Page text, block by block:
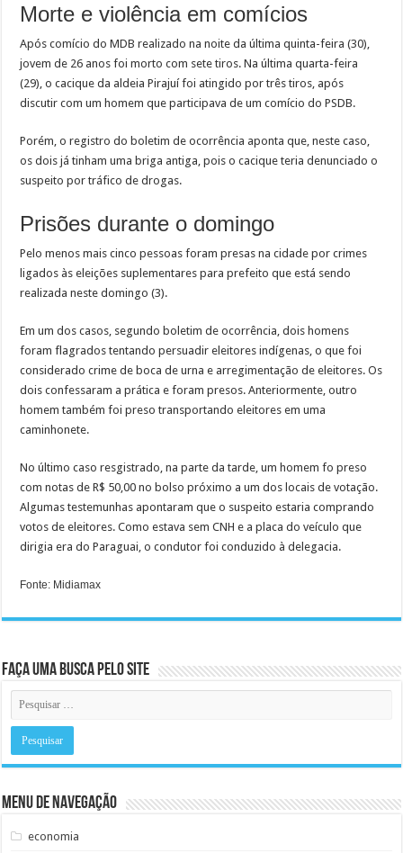
Morte e violência em comícios
Após comício do MDB realizado na noite da última quinta-feira (30),
jovem de 26 anos foi morto com sete tiros. Na última quarta-feira
(29), o cacique da aldeia Pirajuí foi atingido por três tiros, após
discutir com um homem que participava de um comício do PSDB.
Porém, o registro do boletim de ocorrência aponta que, neste caso,
os dois já tinham uma briga antiga, pois o cacique teria denunciado o
suspeito por tráfico de drogas.
Prisões durante o domingo
Pelo menos mais cinco pessoas foram presas na cidade por crimes
ligados às eleições suplementares para prefeito que está sendo
realizada neste domingo (3).
Em um dos casos, segundo boletim de ocorrência, dois homens
foram flagrados tentando persuadir eleitores indígenas, o que foi
considerado crime de boca de urna e arregimentação de eleitores. Os
dois confessaram a prática e foram presos. Anteriormente, outro
homem também foi preso transportando eleitores em uma
caminhonete.
No último caso resgistrado, na parte da tarde, um homem fo preso
com notas de R$ 50,00 no bolso próximo a um dos locais de votação.
Algumas testemunhas apontaram que o suspeito estaria comprando
votos de eleitores. Como estava sem CNH e a placa do veículo que
dirigia era do Paraguai, o condutor foi conduzido à delegacia.
Fonte: Midiamax
Faça uma busca pelo Site
Menu de Navegação
economia